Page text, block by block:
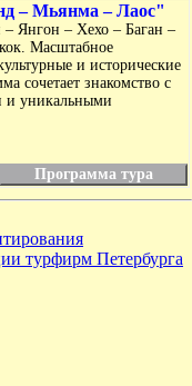
– Мьянма – Лаос"
Янгон – Хехо – Баган –
Масштабное
и исторические
сочетает знакомство с
и уникальными
Программа тура